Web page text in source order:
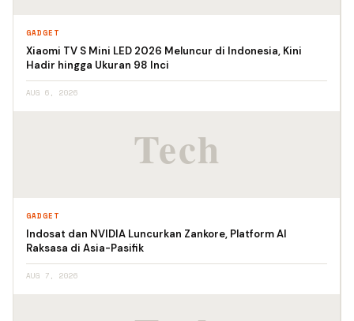
GADGET
Xiaomi TV S Mini LED 2026 Meluncur di Indonesia, Kini
Hadir hingga Ukuran 98 Inci
AUG 6, 2026
GADGET
Indosat dan NVIDIA Luncurkan Zankore, Platform AI
Raksasa di Asia-Pasifik
AUG 7, 2026